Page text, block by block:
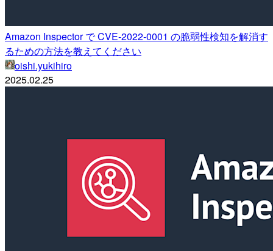
Amazon Inspector で CVE-2022-0001 の脆弱性検知を解消す
るための方法を教えてください
oishi.yukihiro
2025.02.25